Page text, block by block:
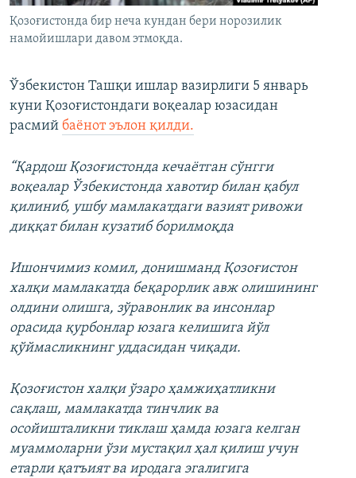
Қозоғистонда бир неча кундан бери норозилик
намойишлари давом этмоқда.
Ўзбекистон Ташқи ишлар вазирлиги 5 январь
куни Қозоғистондаги воқеалар юзасидан
расмий баёнот эълон қилди.
“Қардош Қозоғистонда кечаётган сўнгги
воқеалар Ўзбекистонда хавотир билан қабул
қилиниб, ушбу мамлакатдаги вазият ривожи
диққат билан кузатиб борилмоқда
Ишончимиз комил, донишманд Қозоғистон
халқи мамлакатда беқарорлик авж олишининг
олдини олишга, зўравонлик ва инсонлар
орасида қурбонлар юзага келишига йўл
қўймасликнинг уддасидан чиқади.
Қозоғистон халқи ўзаро ҳамжиҳатликни
сақлаш, мамлакатда тинчлик ва
осойишталикни тиклаш ҳамда юзага келган
муаммоларни ўзи мустақил ҳал қилиш учун
етарли қатъият ва иродага эгалигига